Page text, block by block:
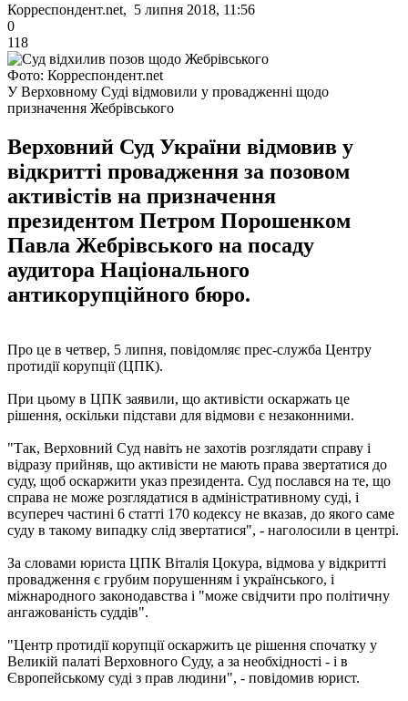
Корреспондент.net, 5 липня 2018, 11:56
0
118
Фото: Корреспондент.net
У Верховному Суді відмовили у провадженні щодо
призначення Жебрівського
Верховний Суд України відмовив у
відкритті провадження за позовом
активістів на призначення
президентом Петром Порошенком
Павла Жебрівського на посаду
аудитора Національного
антикорупційного бюро.
Про це в четвер, 5 липня, повідомляє прес-служба Центру
протидії корупції (ЦПК).
При цьому в ЦПК заявили, що активісти оскаржать це
рішення, оскільки підстави для відмови є незаконними.
"Так, Верховний Суд навіть не захотів розглядати справу і
відразу прийняв, що активісти не мають права звертатися до
суду, щоб оскаржити указ президента. Суд послався на те, що
справа не може розглядатися в адміністративному суді, і
всупереч частині 6 статті 170 кодексу не вказав, до якого саме
суду в такому випадку слід звертатися", - наголосили в центрі.
За словами юриста ЦПК Віталія Цокура, відмова у відкритті
провадження є грубим порушенням і українського, і
міжнародного законодавства і "може свідчити про політичну
ангажованість суддів".
"Центр протидії корупції оскаржить це рішення спочатку у
Великій палаті Верховного Суду, а за необхідності - і в
Європейському суді з прав людини", - повідомив юрист.